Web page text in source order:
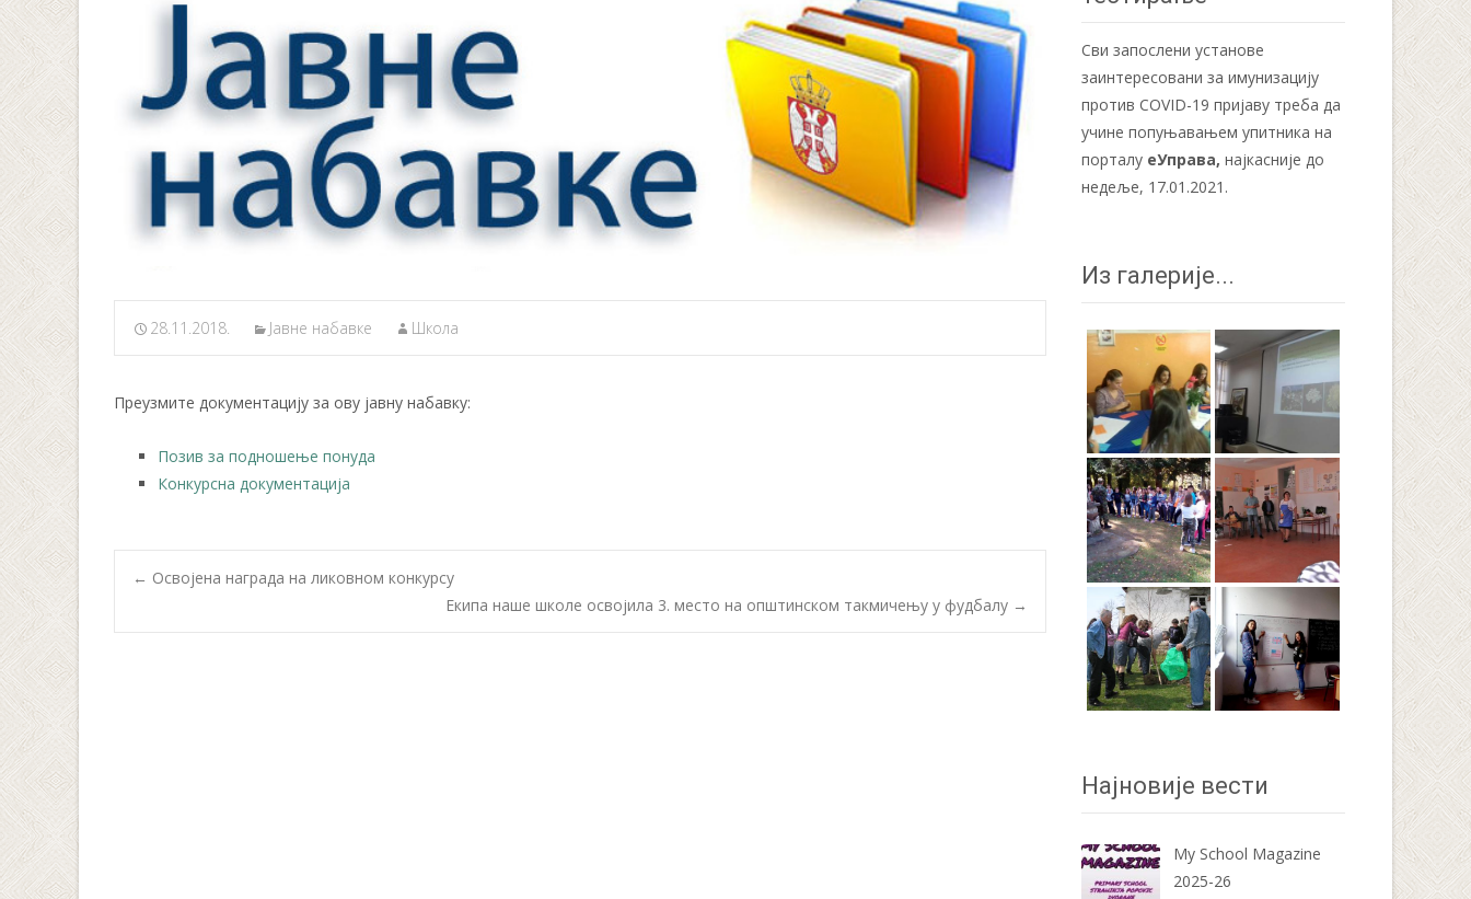
28.11.2018. Јавнe набавкe Школа
Преузмите документацију за ову јавну набавку:
Позив за подношење понуда
Конкурсна документација
Post
← Освојена награда на ликовном конкурсу
Екипа наше школе освојила 3. место на општинском такмичењу у фудбалу →
Сви запослени установе
заинтересовани за имунизацију
против COVID-19 пријаву треба да
учине попуњавањем упитника на
порталу еУправа, најкасније до
недеље, 17.01.2021.
Из галерије...
Најновије вести
My School Magazine
2025-26